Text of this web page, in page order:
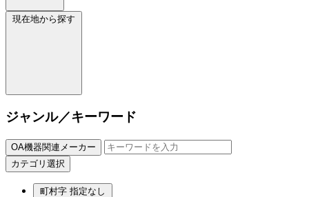
現在地から探す
ジャンル／キーワード
OA機器関連メーカー
カテゴリ選択
町村字 指定なし